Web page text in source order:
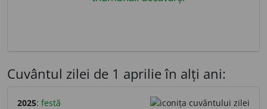
Cuvântul zilei de 1 aprilie în alți ani:
2025: festă